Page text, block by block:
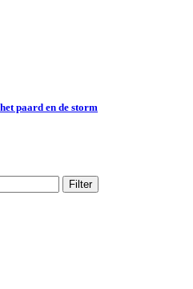
paard en de storm
Filter